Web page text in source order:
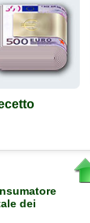
dei